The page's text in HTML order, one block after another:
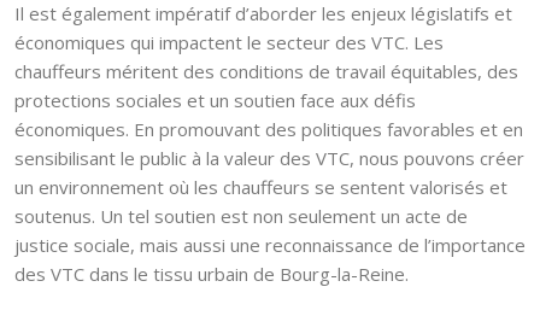
Il est également impératif d’aborder les enjeux législatifs et
économiques qui impactent le secteur des VTC. Les
chauffeurs méritent des conditions de travail équitables, des
protections sociales et un soutien face aux défis
économiques. En promouvant des politiques favorables et en
sensibilisant le public à la valeur des VTC, nous pouvons créer
un environnement où les chauffeurs se sentent valorisés et
soutenus. Un tel soutien est non seulement un acte de
justice sociale, mais aussi une reconnaissance de l’importance
des VTC dans le tissu urbain de Bourg-la-Reine.